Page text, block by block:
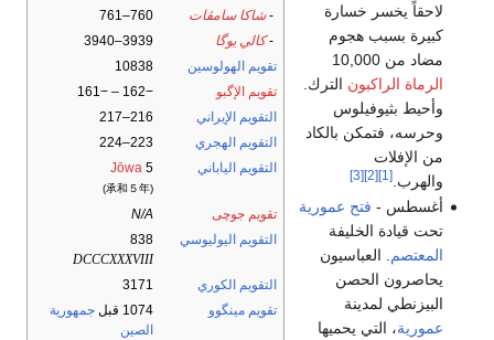
-شاكا سامڤات
760–761
-كالي يوگا
3939–3940
تقويم الهولوسين
10838
تقويم الإگبو
−162 – −161
التقويم الإيراني
216–217
التقويم الهجري
223–224
التقويم الياباني
Jōwa 5
(承和５年)
تقويم جوچى
N/A
التقويم اليوليوسي
838
DCCCXXXVIII
التقويم الكوري
3171
تقويم مينگوو
1074 قبل
جمهورية
الصين
لاحقاً يخسر خسارة
كبيرة بسبب هجوم
مضاد من 10,000
الرماة الراكبون الترك.
وأحيط بثيوفيلوس
وحرسه، فتمكن بالكاد
من الإفلات
والهرب.[1]
[2]
[3]
أغسطس - فتح عمورية
تحت قيادة الخليفة
المعتصم
. العباسيون
يحاصرون الحصن
البيزنطي لمدينة
عمورية، التي يحميها